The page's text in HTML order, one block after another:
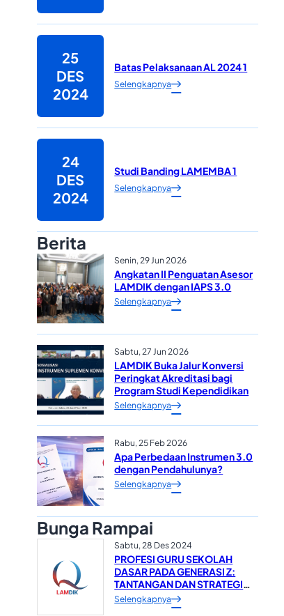
25
DES
2024
Batas Pelaksanaan AL 2024 1
Selengkapnya
24
DES
2024
Studi Banding LAMEMBA 1
Selengkapnya
Berita
Senin, 29 Jun 2026
Angkatan II Penguatan Asesor
LAMDIK dengan IAPS 3.0
Selengkapnya
Sabtu, 27 Jun 2026
LAMDIK Buka Jalur Konversi
Peringkat Akreditasi bagi
Program Studi Kependidikan
Selengkapnya
Rabu, 25 Feb 2026
Apa Perbedaan Instrumen 3.0
dengan Pendahulunya?
Selengkapnya
Bunga Rampai
Sabtu, 28 Des 2024
PROFESI GURU SEKOLAH
DASAR PADA GENERASI Z:
TANTANGAN DAN STRATEGI
DALAM MEWUJUDKAN
SUMBER DAYA MANUSIA
Selengkapnya